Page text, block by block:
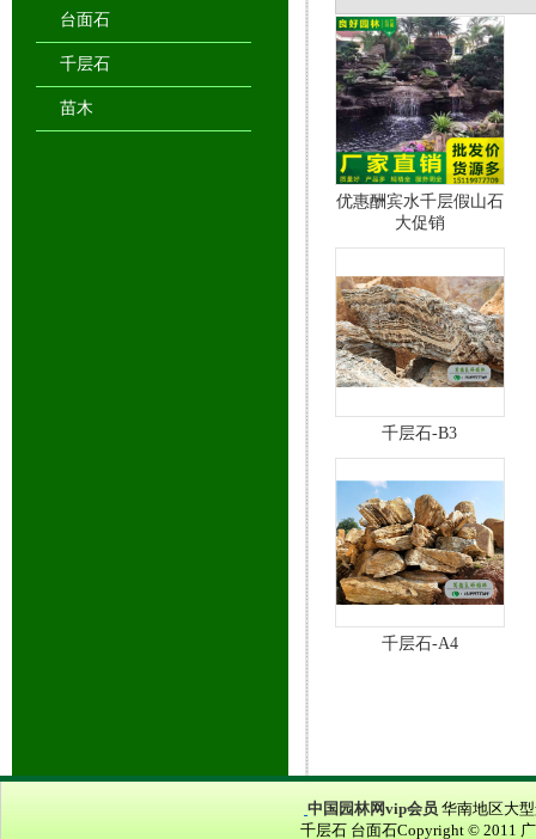
台面石
千层石
苗木
优惠酬宾水千层假山石
大促销
千层石-B3
千层石-A4
中国园林网vip会员 华南地区大
千层石 台面石Copyright © 2011